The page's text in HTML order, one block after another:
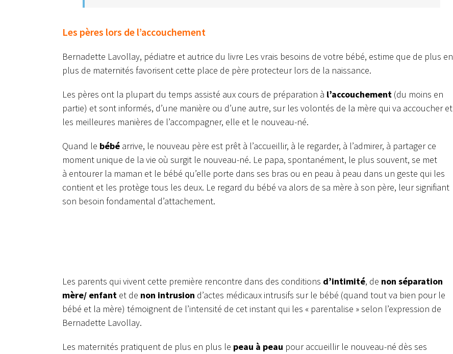
Les pères lors de l’accouchement
Bernadette Lavollay, pédiatre et autrice du livre Les vrais besoins de votre bébé, estime que de plus en
plus de maternités favorisent cette place de père protecteur lors de la naissance.
Les pères ont la plupart du temps assisté aux cours de préparation à l’accouchement (du moins en
partie) et sont informés, d’une manière ou d’une autre, sur les volontés de la mère qui va accoucher et
les meilleures manières de l’accompagner, elle et le nouveau-né.
Quand le bébé arrive, le nouveau père est prêt à l’accueillir, à le regarder, à l’admirer, à partager ce
moment unique de la vie où surgit le nouveau-né. Le papa, spontanément, le plus souvent, se met
à entourer la maman et le bébé qu’elle porte dans ses bras ou en peau à peau dans un geste qui les
contient et les protège tous les deux. Le regard du bébé va alors de sa mère à son père, leur signifiant
son besoin fondamental d’attachement.
Les parents qui vivent cette première rencontre dans des conditions d’intimité, de non séparation
mère/ enfant et de non intrusion d’actes médicaux intrusifs sur le bébé (quand tout va bien pour le
bébé et la mère) témoignent de l’intensité de cet instant qui les « parentalise » selon l’expression de
Bernadette Lavollay.
Les maternités pratiquent de plus en plus le peau à peau pour accueillir le nouveau-né dès ses